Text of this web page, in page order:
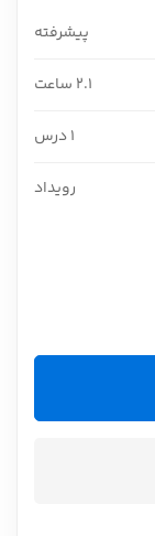
پیشرفته
2.1 ساعت
1 درس
رویداد